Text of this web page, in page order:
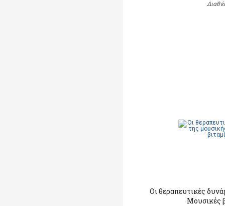
Οι θεραπευτικές
Μουσικές